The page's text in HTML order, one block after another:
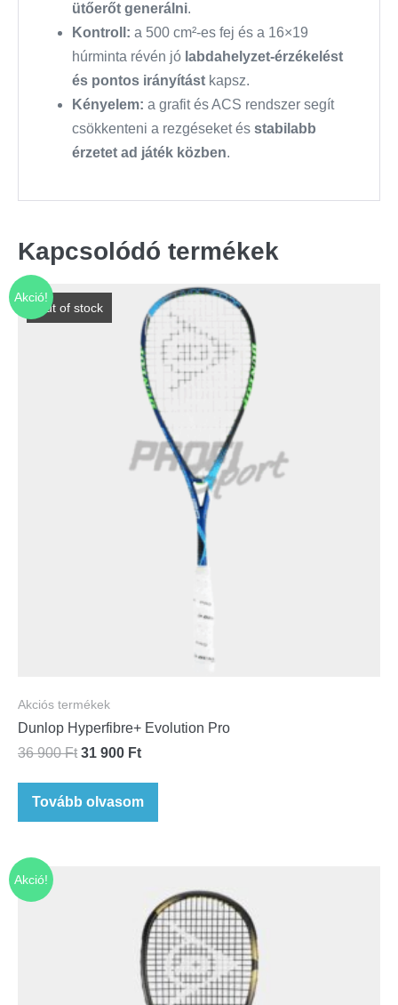
ütőerőt generálni.
Kontroll: a 500 cm²-es fej és a 16×19
húrminta révén jó labdahelyzet-érzékelést
és pontos irányítást kapsz.
Kényelem: a grafit és ACS rendszer segít
csökkenteni a rezgéseket és stabilabb
érzetet ad játék közben.
Kapcsolódó termékek
Akció!
Out of stock
Akciós termékek
Dunlop Hyperfibre+ Evolution Pro
36 900Ft 31 900 Ft
Tovább olvasom
Akció!